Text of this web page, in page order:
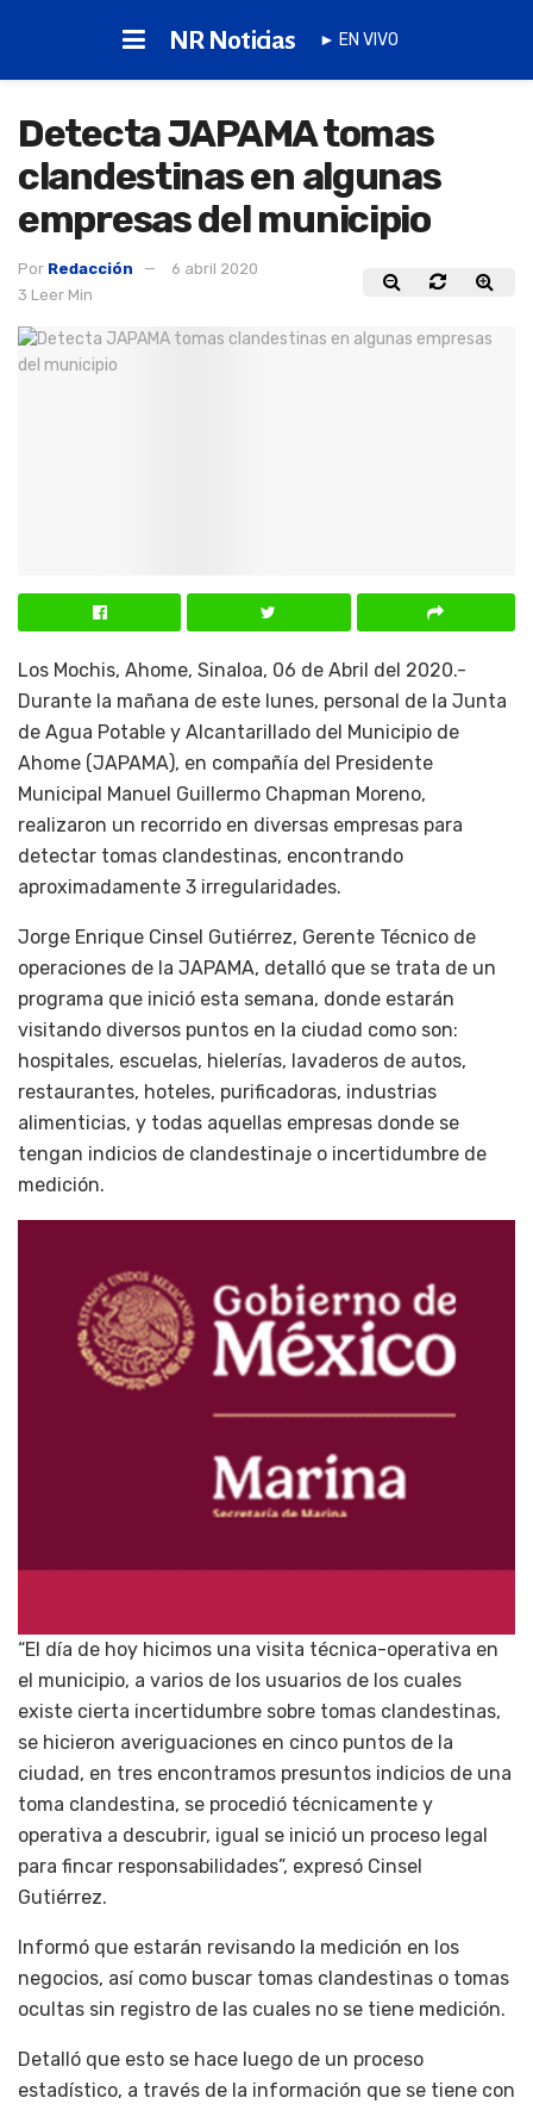
NR Noticias ► EN VIVO
Detecta JAPAMA tomas
clandestinas en algunas
empresas del municipio
Por Redacción
6 abril 2020
3 Leer Min
Los Mochis, Ahome, Sinaloa, 06 de Abril del 2020.-
Durante la mañana de este lunes, personal de la Junta
de Agua Potable y Alcantarillado del Municipio de
Ahome (JAPAMA), en compañía del Presidente
Municipal Manuel Guillermo Chapman Moreno,
realizaron un recorrido en diversas empresas para
detectar tomas clandestinas, encontrando
aproximadamente 3 irregularidades.
Jorge Enrique Cinsel Gutiérrez, Gerente Técnico de
operaciones de la JAPAMA, detalló que se trata de un
programa que inició esta semana, donde estarán
visitando diversos puntos en la ciudad como son:
hospitales, escuelas, hielerías, lavaderos de autos,
restaurantes, hoteles, purificadoras, industrias
alimenticias, y todas aquellas empresas donde se
tengan indicios de clandestinaje o incertidumbre de
medición.
“El día de hoy hicimos una visita técnica-operativa en
el municipio, a varios de los usuarios de los cuales
existe cierta incertidumbre sobre tomas clandestinas,
se hicieron averiguaciones en cinco puntos de la
ciudad, en tres encontramos presuntos indicios de una
toma clandestina, se procedió técnicamente y
operativa a descubrir, igual se inició un proceso legal
para fincar responsabilidades”, expresó Cinsel
Gutiérrez.
Informó que estarán revisando la medición en los
negocios, así como buscar tomas clandestinas o tomas
ocultas sin registro de las cuales no se tiene medición.
Detalló que esto se hace luego de un proceso
estadístico, a través de la información que se tiene con